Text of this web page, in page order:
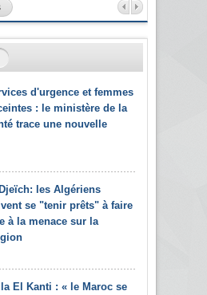
d'urgence et femmes
: le ministère de la
trace une nouvelle
les Algériens
se "tenir prêts" à faire
à la menace sur la
El Kanti : « le Maroc se